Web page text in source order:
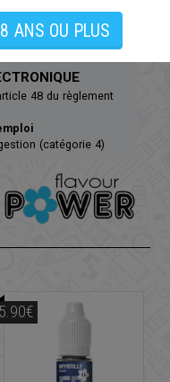
48 du règlement
(catégorie 4)
5.90€
ANS OU PLUS